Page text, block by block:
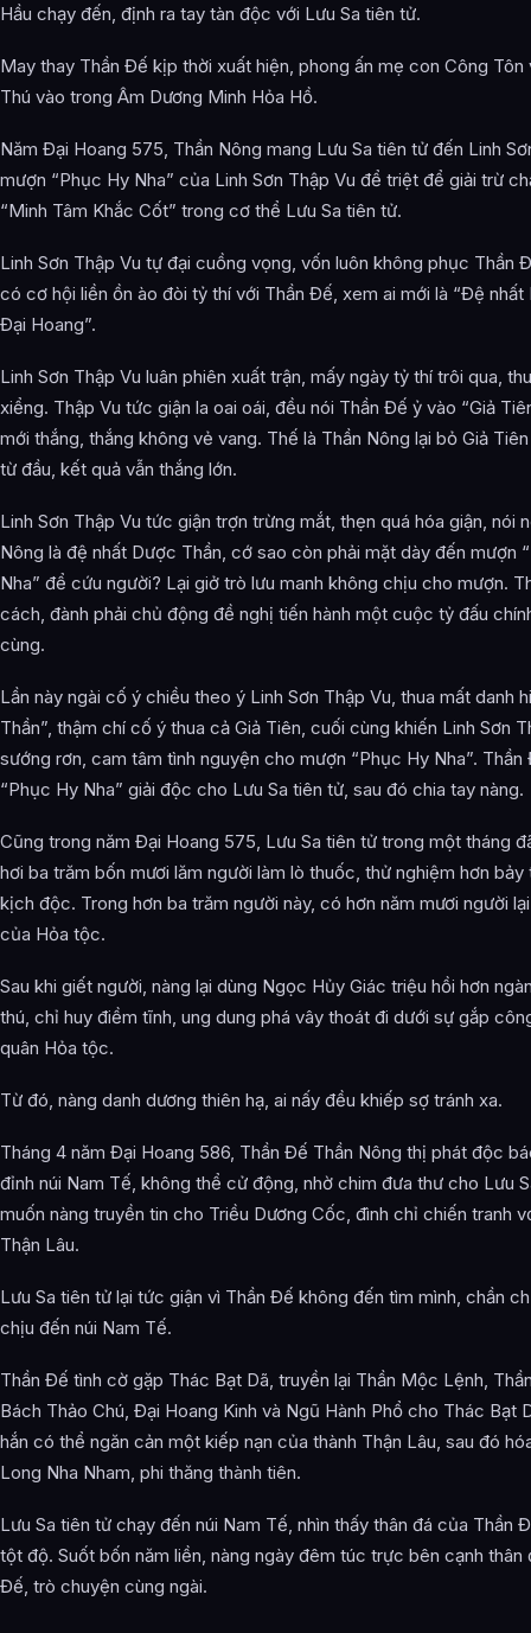
Hầu chạy đến, định ra tay tàn độc với Lưu Sa tiên tử.
May thay Thần Đế kịp thời xuất hiện, phong ấn mẹ con Công Tôn
Thú vào trong Âm Dương Minh Hỏa Hồ.
Năm Đại Hoang 575, Thần Nông mang Lưu Sa tiên tử đến Linh
mượn “Phục Hy Nha” của Linh Sơn Thập Vu để triệt để giải trừ
“Minh Tâm Khắc Cốt” trong cơ thể Lưu Sa tiên tử.
Linh Sơn Thập Vu tự đại cuồng vọng, vốn luôn không phục Thần
có cơ hội liền ồn ào đòi tỷ thí với Thần Đế, xem ai mới là “Đệ nhất
Đại Hoang”.
Linh Sơn Thập Vu luân phiên xuất trận, mấy ngày tỷ thí trôi qua,
xiểng. Thập Vu tức giận la oai oái, đều nói Thần Đế ỷ vào “Giả
mới thắng, thắng không vẻ vang. Thế là Thần Nông lại bỏ Giả
từ đầu, kết quả vẫn thắng lớn.
Linh Sơn Thập Vu tức giận trợn trừng mắt, thẹn quá hóa giận, nói
Nông là đệ nhất Dược Thần, cớ sao còn phải mặt dày đến mượn
Nha” để cứu người? Lại giở trò lưu manh không chịu cho mượn.
cách, đành phải chủ động đề nghị tiến hành một cuộc tỷ đấu
cùng.
Lần này ngài cố ý chiều theo ý Linh Sơn Thập Vu, thua mất danh
Thần”, thậm chí cố ý thua cả Giả Tiên, cuối cùng khiến Linh Sơn
sướng rơn, cam tâm tình nguyện cho mượn “Phục Hy Nha”. Thần
“Phục Hy Nha” giải độc cho Lưu Sa tiên tử, sau đó chia tay nàng.
Cũng trong năm Đại Hoang 575, Lưu Sa tiên tử trong một tháng
hơi ba trăm bốn mươi lăm người làm lò thuốc, thử nghiệm hơn bảy
kịch độc. Trong hơn ba trăm người này, có hơn năm mươi người
của Hỏa tộc.
Sau khi giết người, nàng lại dùng Ngọc Hủy Giác triệu hồi hơn
thú, chỉ huy điềm tĩnh, ung dung phá vây thoát đi dưới sự gắp
quân Hỏa tộc.
Từ đó, nàng danh dương thiên hạ, ai nấy đều khiếp sợ tránh xa.
Tháng 4 năm Đại Hoang 586, Thần Đế Thần Nông thị phát độc
đỉnh núi Nam Tế, không thể cử động, nhờ chim đưa thư cho Lưu
muốn nàng truyền tin cho Triều Dương Cốc, đình chỉ chiến tranh
Thận Lâu.
Lưu Sa tiên tử lại tức giận vì Thần Đế không đến tìm mình, chần
chịu đến núi Nam Tế.
Thần Đế tình cờ gặp Thác Bạt Dã, truyền lại Thần Mộc Lệnh,
Bách Thảo Chú, Đại Hoang Kinh và Ngũ Hành Phổ cho Thác Bạt
hắn có thể ngăn cản một kiếp nạn của thành Thận Lâu, sau đó
Long Nha Nham, phi thăng thành tiên.
Lưu Sa tiên tử chạy đến núi Nam Tế, nhìn thấy thân đá của Thần
tột độ. Suốt bốn năm liền, nàng ngày đêm túc trực bên cạnh thân
Đế, trò chuyện cùng ngài.